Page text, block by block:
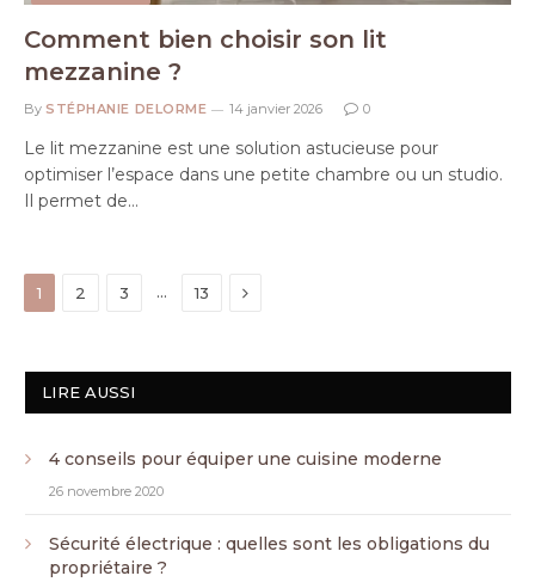
Comment bien choisir son lit
mezzanine ?
By STÉPHANIE DELORME 14 janvier 2026 0
Le lit mezzanine est une solution astucieuse pour
optimiser l’espace dans une petite chambre ou un studio.
Il permet de…
1 2 3 … 13 Next
LIRE AUSSI
4 conseils pour équiper une cuisine moderne
26 novembre 2020
Sécurité électrique : quelles sont les obligations du
propriétaire ?